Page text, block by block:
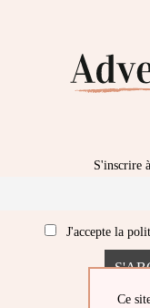
S'inscrire
J'accepte la
Ce